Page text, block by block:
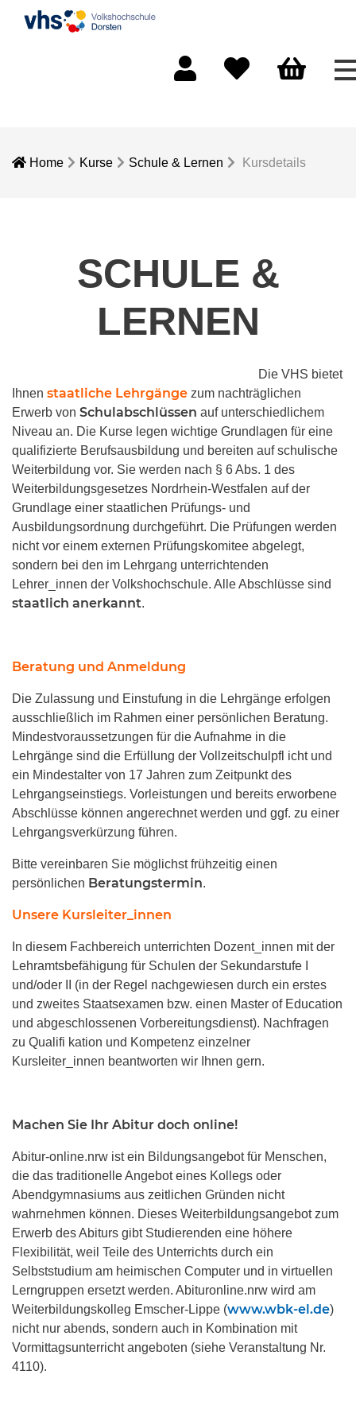
Home Kurse Schule & Lernen Kursdetails
SCHULE &
LERNEN
Die VHS bietet
Ihnen staatliche Lehrgänge zum nachträglichen
Erwerb von Schulabschlüssen auf unterschiedlichem
Niveau an. Die Kurse legen wichtige Grundlagen für eine
qualifizierte Berufsausbildung und bereiten auf schulische
Weiterbildung vor. Sie werden nach § 6 Abs. 1 des
Weiterbildungsgesetzes Nordrhein-Westfalen auf der
Grundlage einer staatlichen Prüfungs- und
Ausbildungsordnung durchgeführt. Die Prüfungen werden
nicht vor einem externen Prüfungskomitee abgelegt,
sondern bei den im Lehrgang unterrichtenden
Lehrer_innen der Volkshochschule. Alle Abschlüsse sind
staatlich anerkannt.
Beratung und Anmeldung
Die Zulassung und Einstufung in die Lehrgänge erfolgen
ausschließlich im Rahmen einer persönlichen Beratung.
Mindestvoraussetzungen für die Aufnahme in die
Lehrgänge sind die Erfüllung der Vollzeitschulpfl icht und
ein Mindestalter von 17 Jahren zum Zeitpunkt des
Lehrgangseinstiegs. Vorleistungen und bereits erworbene
Abschlüsse können angerechnet werden und ggf. zu einer
Lehrgangsverkürzung führen.
Bitte vereinbaren Sie möglichst frühzeitig einen
persönlichen Beratungstermin.
Unsere Kursleiter_innen
In diesem Fachbereich unterrichten Dozent_innen mit der
Lehramtsbefähigung für Schulen der Sekundarstufe I
und/oder II (in der Regel nachgewiesen durch ein erstes
und zweites Staatsexamen bzw. einen Master of Education
und abgeschlossenen Vorbereitungsdienst). Nachfragen
zu Qualifi kation und Kompetenz einzelner
Kursleiter_innen beantworten wir Ihnen gern.
Machen Sie Ihr Abitur doch online!
Abitur-online.nrw ist ein Bildungsangebot für Menschen,
die das traditionelle Angebot eines Kollegs oder
Abendgymnasiums aus zeitlichen Gründen nicht
wahrnehmen können. Dieses Weiterbildungsangebot zum
Erwerb des Abiturs gibt Studierenden eine höhere
Flexibilität, weil Teile des Unterrichts durch ein
Selbststudium am heimischen Computer und in virtuellen
Lerngruppen ersetzt werden. Abituronline.nrw wird am
Weiterbildungskolleg Emscher-Lippe (www.wbk-el.de)
nicht nur abends, sondern auch in Kombination mit
Vormittagsunterricht angeboten (siehe Veranstaltung Nr.
4110).